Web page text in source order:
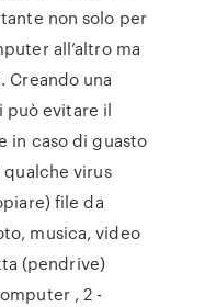
non solo per
all’altro ma
Creando una
evitare il
in caso di guasto
virus
file da
musica, video
(pendrive)
, 2 -